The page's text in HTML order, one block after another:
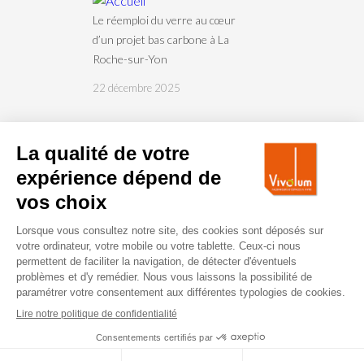
Le réemploi du verre au cœur
d’un projet bas carbone à La
Roche-sur-Yon
22 décembre 2025
Aspects légaux
Mentions légales
Politique en matière de données